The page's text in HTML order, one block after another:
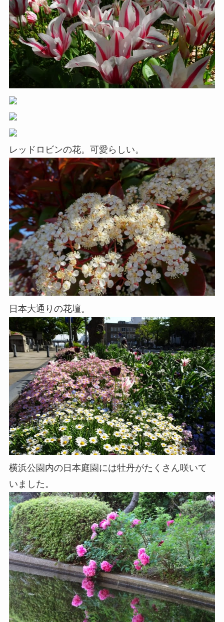
レッドロビンの花。可愛らしい。
日本大通りの花壇。
横浜公園内の日本庭園には牡丹がたくさん咲いて
いました。